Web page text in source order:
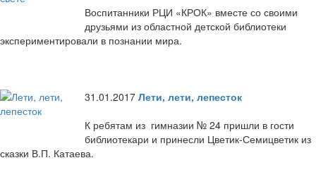
Воспитанники РЦИ «КРОК» вместе со своими
друзьями из областной детской библиотеки
экспериментировали в познании мира.
31.01.2017 Лети, лети, лепесток
К ребятам из гимназии № 24 пришли в гости
библиотекари и принесли Цветик-Семицветик из
сказки В.П. Катаева.